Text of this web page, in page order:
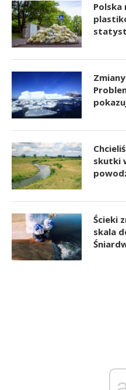
Polska
skutki
Ścieki
skala